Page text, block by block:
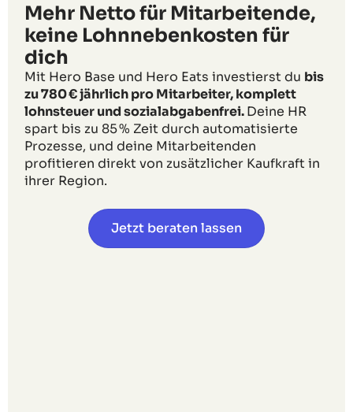
Mehr Netto für Mitarbeitende,
keine Lohnnebenkosten für
dich
Mit Hero Base und Hero Eats investierst du bis
zu 780 € jährlich pro Mitarbeiter, komplett
lohnsteuer und sozialabgabenfrei.Deine HR
spart bis zu 85 % Zeit durch automatisierte
Prozesse, und deine Mitarbeitenden
profitieren direkt von zusätzlicher Kaufkraft in
ihrer Region.
Jetzt beraten lassen